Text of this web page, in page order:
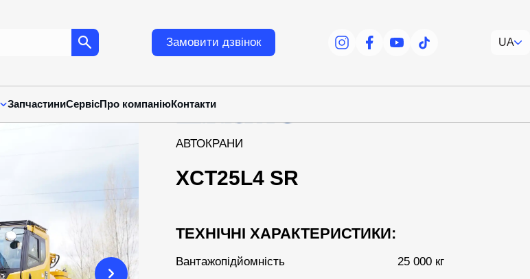
Замовити дзвінок
facebookfacebookyoutubetiktok
UA
ЗапчастиниСервісПро компаніюКонтакти
АВТОКРАНИ
XCT25L4 SR
ТЕХНІЧНІ ХАРАКТЕРИСТИКИ:
Вантажопідйомність
25 000 кг